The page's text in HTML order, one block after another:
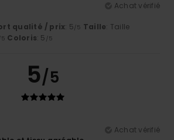
Achat vérifié
qualité / prix: 5/5 Taille: Taille
Coloris: 5 /5
5/5
Achat vérifié